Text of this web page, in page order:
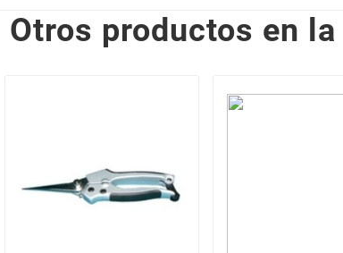
Otros productos en